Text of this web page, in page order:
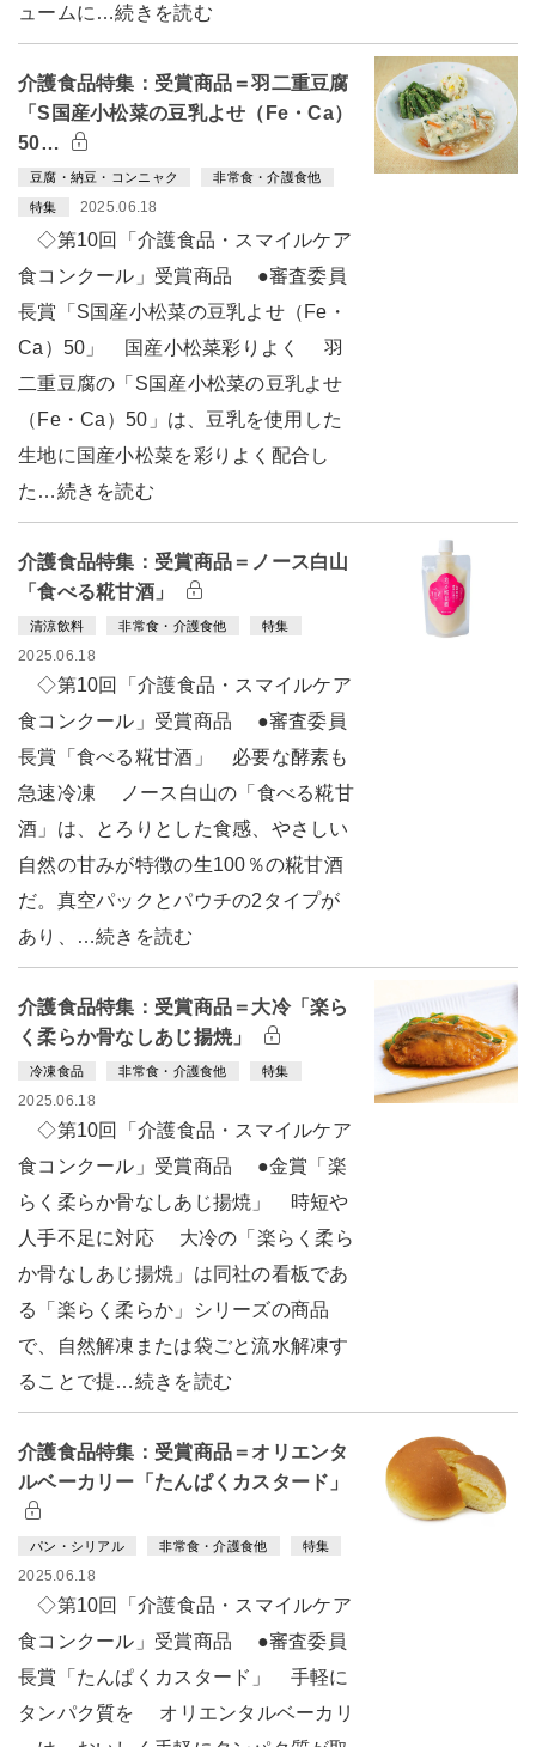
ュームに…続きを読む
介護食品特集：受賞商品＝羽二重豆腐
「S国産小松菜の豆乳よせ（Fe・Ca）
50…
豆腐・納豆・コンニャク 非常食・介護食他
特集 2025.06.18
◇第10回「介護食品・スマイルケア
食コンクール」受賞商品 ●審査委員
長賞「S国産小松菜の豆乳よせ（Fe・
Ca）50」 国産小松菜彩りよく 羽
二重豆腐の「S国産小松菜の豆乳よせ
（Fe・Ca）50」は、豆乳を使用した
生地に国産小松菜を彩りよく配合し
た…続きを読む
介護食品特集：受賞商品＝ノース白山
「食べる糀甘酒」
清涼飲料 非常食・介護食他 特集
2025.06.18
◇第10回「介護食品・スマイルケア
食コンクール」受賞商品 ●審査委員
長賞「食べる糀甘酒」 必要な酵素も
急速冷凍 ノース白山の「食べる糀甘
酒」は、とろりとした食感、やさしい
自然の甘みが特徴の生100％の糀甘酒
だ。真空パックとパウチの2タイプが
あり、…続きを読む
介護食品特集：受賞商品＝大冷「楽ら
く柔らか骨なしあじ揚焼」
冷凍食品 非常食・介護食他 特集
2025.06.18
◇第10回「介護食品・スマイルケア
食コンクール」受賞商品 ●金賞「楽
らく柔らか骨なしあじ揚焼」 時短や
人手不足に対応 大冷の「楽らく柔ら
か骨なしあじ揚焼」は同社の看板であ
る「楽らく柔らか」シリーズの商品
で、自然解凍または袋ごと流水解凍す
ることで提…続きを読む
介護食品特集：受賞商品＝オリエンタ
ルベーカリー「たんぱくカスタード」
パン・シリアル 非常食・介護食他 特集
2025.06.18
◇第10回「介護食品・スマイルケア
食コンクール」受賞商品 ●審査委員
長賞「たんぱくカスタード」 手軽に
タンパク質を オリエンタルベーカリ